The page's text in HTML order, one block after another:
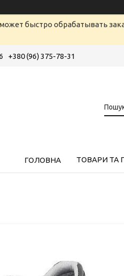
быстро обрабатывать
+380 (96) 375-78-31
ГОЛОВНА ТОВАРИ ТА